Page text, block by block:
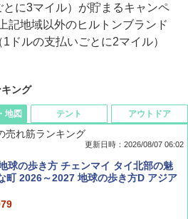
に3マイル）が貯まるキャンペ
記地域以外のヒルトンブランド
ドルの支払いごとに2マイル）
ング
ニーファン ２０２６年 ９月号 [雑
ＩＳＮＥＹ ＦＡＮ)
地図
売れ筋ランキング
更新日時：2026/08/07 06:02
球の歩き方 チェンマイ タイ北部の魅
町 2026～2027 地球の歩き方D アジア
テント アウトドア